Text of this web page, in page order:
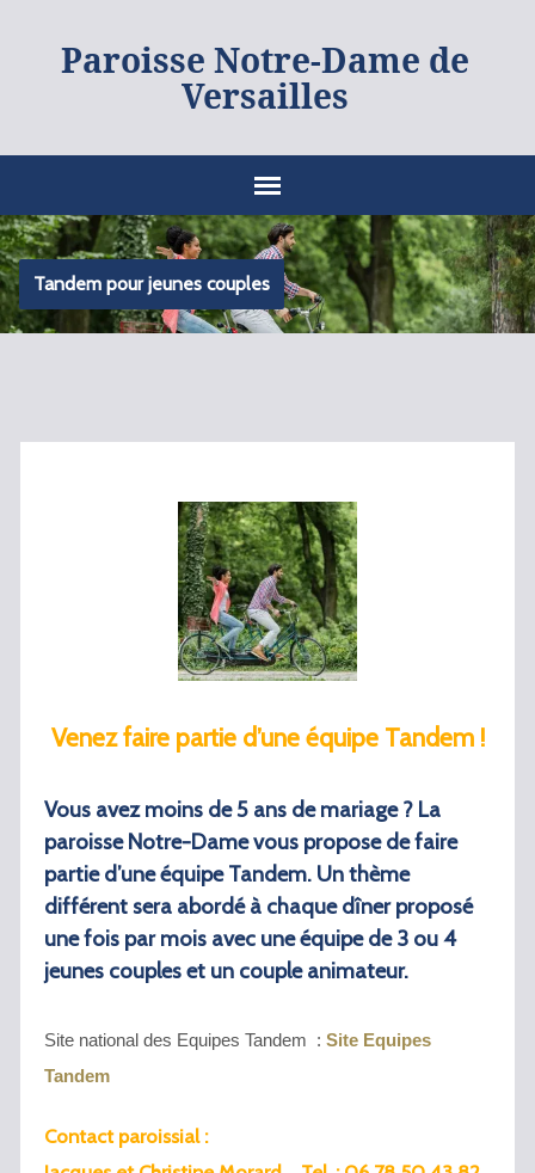
Paroisse Notre-Dame de
Versailles
Tandem pour jeunes couples
Venez faire partie d’une équipe Tandem !
Vous avez moins de 5 ans de mariage ? La
paroisse Notre-Dame vous propose de faire
partie d’une équipe Tandem. Un thème
différent sera abordé à chaque dîner proposé
une fois par mois avec une équipe de 3 ou 4
jeunes couples et un couple animateur.
Site national des Equipes Tandem : Site Equipes
Tandem
Contact paroissial :